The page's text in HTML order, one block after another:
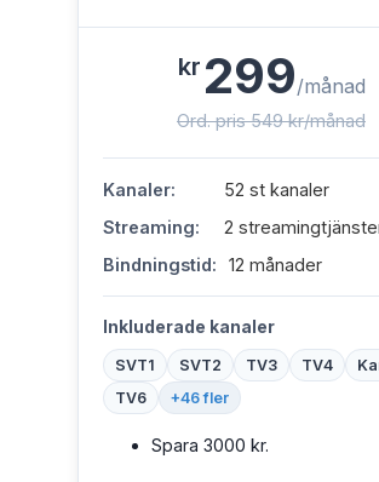
kr 299/månad
Ord. pris 549 kr/månad
Kanaler:
52 st kanaler
Streaming:
2
Bindningstid:
12 månader
Inkluderade kanaler
SVT1 SVT2 TV3 TV4
TV6
+46 fler
Spara 3000 kr.